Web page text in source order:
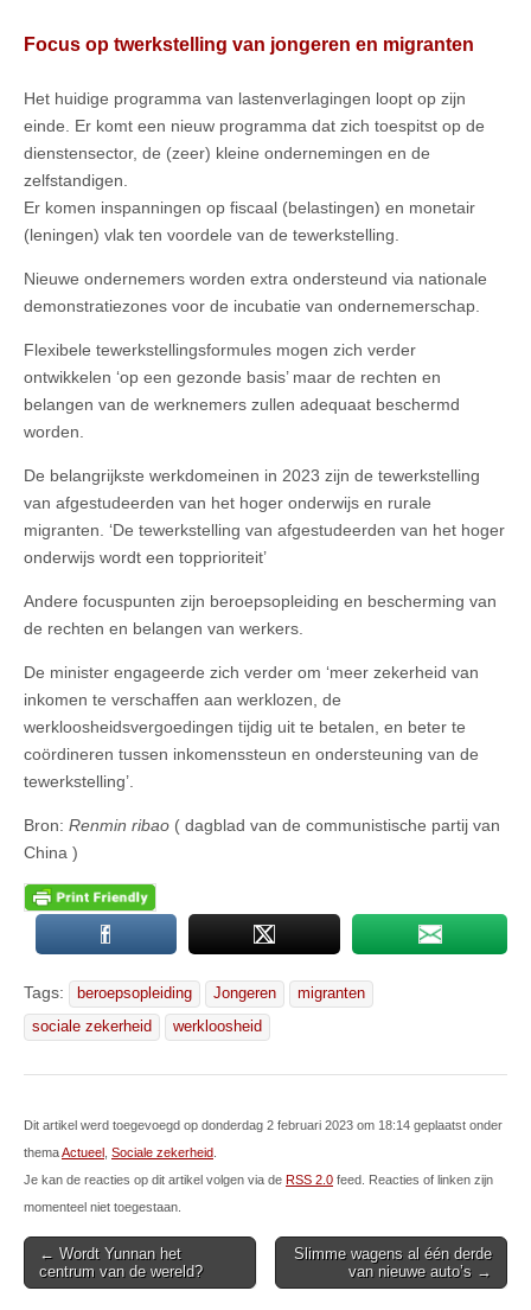
Focus op twerkstelling van jongeren en migranten
Het huidige programma van lastenverlagingen loopt op zijn
einde. Er komt een nieuw programma dat zich toespitst op de
dienstensector, de (zeer) kleine ondernemingen en de
zelfstandigen.
Er komen inspanningen op fiscaal (belastingen) en monetair
(leningen) vlak ten voordele van de tewerkstelling.
Nieuwe ondernemers worden extra ondersteund via nationale
demonstratiezones voor de incubatie van ondernemerschap.
Flexibele tewerkstellingsformules mogen zich verder
ontwikkelen ‘op een gezonde basis’ maar de rechten en
belangen van de werknemers zullen adequaat beschermd
worden.
De belangrijkste werkdomeinen in 2023 zijn de tewerkstelling
van afgestudeerden van het hoger onderwijs en rurale
migranten. ‘De tewerkstelling van afgestudeerden van het hoger
onderwijs wordt een topprioriteit’
Andere focuspunten zijn beroepsopleiding en bescherming van
de rechten en belangen van werkers.
De minister engageerde zich verder om ‘meer zekerheid van
inkomen te verschaffen aan werklozen, de
werkloosheidsvergoedingen tijdig uit te betalen, en beter te
coördineren tussen inkomenssteun en ondersteuning van de
tewerkstelling’.
Bron: Renmin ribao ( dagblad van de communistische partij van
China )
Tags: beroepsopleiding Jongeren
migranten
sociale zekerheid
werkloosheid
Dit artikel werd toegevoegd op donderdag 2 februari 2023 om 18:14 geplaatst onder
themaActueel , Sociale zekerheid.
Je kan de reacties op dit artikel volgen via de RSS 2.0 feed. Reacties of linken zijn
momenteel niet toegestaan.
Post
navigation
← Wordt Yunnan het
centrum van de wereld?
Slimme wagens al één derde
van nieuwe auto’s →